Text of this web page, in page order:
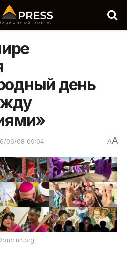
день
06/08 09:04 AA
un.org